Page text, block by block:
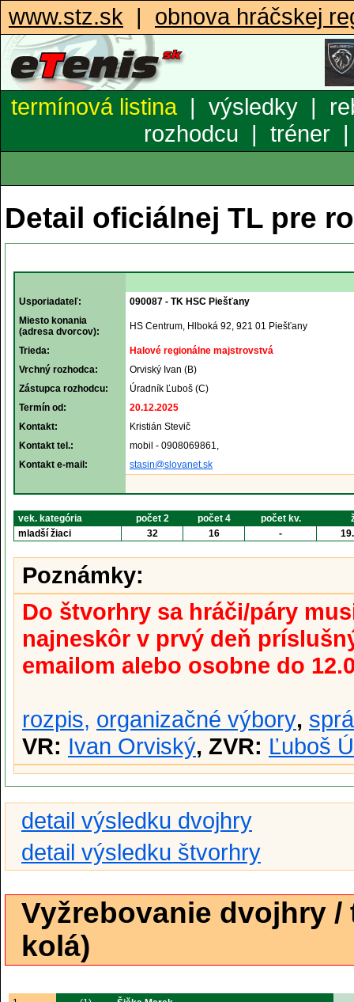
www.stz.sk | obnova hráčskej
termínová listina| výsledky |
rozhodcu | tréner
Detail oficiálnej TL pre
Usporiadateľ:
090087 - TK HSC Piešťany
Miesto konania
(adresa dvorcov):
HS Centrum, Hlboká 92, 921 01 Piešťany
Trieda:
Halové regionálne majstrovstvá
Vrchný rozhodca:
Orviský Ivan (B)
Zástupca rozhodcu:
Úradník Ľuboš (C)
Termín od:
20.12.2025
Kontakt:
Kristián Stevič
Kontakt tel.:
mobil - 0908069861,
Kontakt e-mail:
stasin@slovanet.sk
vek. kategória počet 2 počet 4 počet kv.
mladší žiaci
32 16 -
Poznámky:
Do štvorhry sa hráči/páry
najneskôr v prvý deň
emailom alebo osobne do
rozpis, organizačné výbory,
VR: Ivan Orviský, ZVR: Ľuboš
detail výsledku dvojhry
detail výsledku štvorhry
Vyžrebovanie dvojhry
kolá)